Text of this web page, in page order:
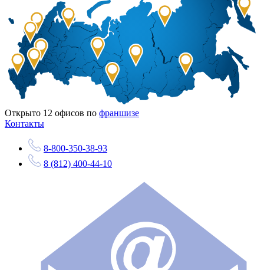
Открыто 12 офисов по франшизе
Контакты
8-800-350-38-93
8 (812) 400-44-10